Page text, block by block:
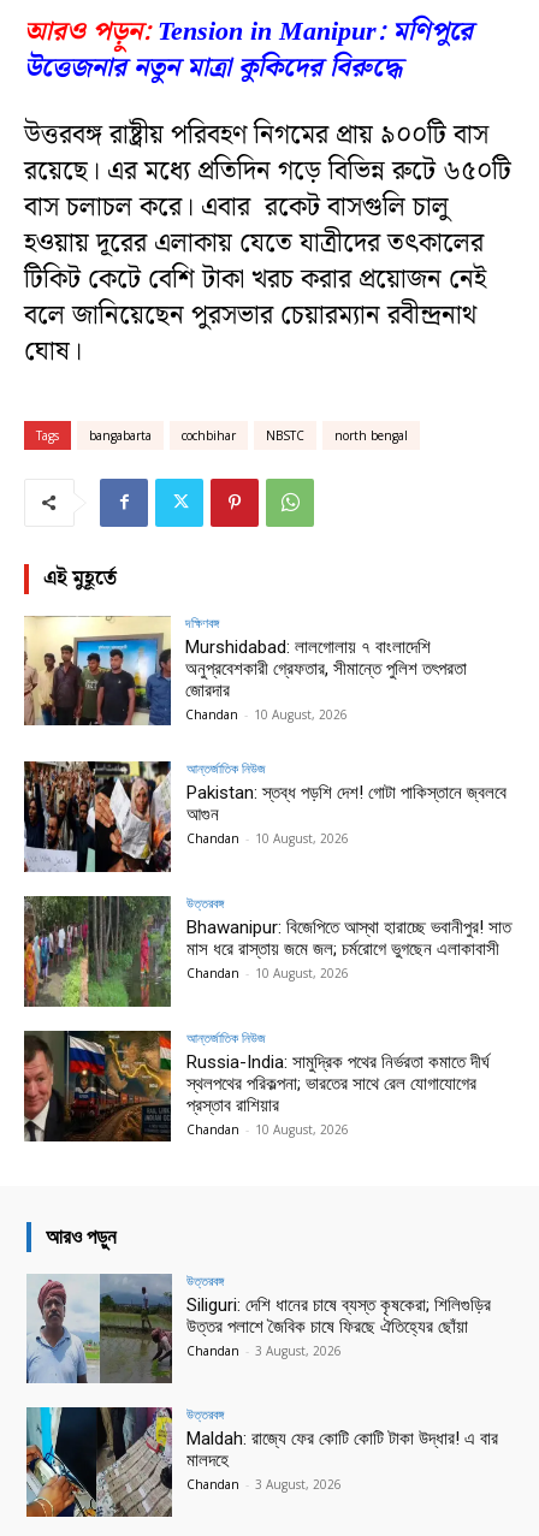
আরও পড়ুন:Tension in Manipur: মণিপুরে
উত্তেজনার নতুন মাত্রা কুকিদের বিরুদ্ধে
উত্তরবঙ্গ রাষ্ট্রীয় পরিবহণ নিগমের প্রায় ৯০০টি বাস
রয়েছে। এর মধ্যে প্রতিদিন গড়ে বিভিন্ন রুটে ৬৫০টি
বাস চলাচল করে। এবার রকেট বাসগুলি চালু
হওয়ায় দূরের এলাকায় যেতে যাত্রীদের তৎকালের
টিকিট কেটে বেশি টাকা খরচ করার প্রয়োজন নেই
বলে জানিয়েছেন পুরসভার চেয়ারম্যান রবীন্দ্রনাথ
ঘোষ।
Tags bangabarta cochbihar NBSTC north bengal
এই মুহূর্তে
দক্ষিণবঙ্গ
Murshidabad: লালগোলায় ৭ বাংলাদেশি
অনুপ্রবেশকারী গ্রেফতার, সীমান্তে পুলিশ তৎপরতা
জোরদার
Chandan - 10 August, 2026
আন্তর্জাতিক নিউজ
Pakistan: স্তব্ধ পড়শি দেশ! গোটা পাকিস্তানে জ্বলবে
আগুন
Chandan - 10 August, 2026
উত্তরবঙ্গ
Bhawanipur: বিজেপিতে আস্থা হারাচ্ছে ভবানীপুর! সাত
মাস ধরে রাস্তায় জমে জল; চর্মরোগে ভুগছেন এলাকাবাসী
Chandan - 10 August, 2026
আন্তর্জাতিক নিউজ
Russia-India: সামুদ্রিক পথের নির্ভরতা কমাতে দীর্ঘ
স্থলপথের পরিকল্পনা; ভারতের সাথে রেল যোগাযোগের
প্রস্তাব রাশিয়ার
Chandan - 10 August, 2026
আরও পড়ুন
উত্তরবঙ্গ
Siliguri: দেশি ধানের চাষে ব্যস্ত কৃষকেরা; শিলিগুড়ির
উত্তর পলাশে জৈবিক চাষে ফিরছে ঐতিহ্যের ছোঁয়া
Chandan - 3 August, 2026
উত্তরবঙ্গ
Maldah: রাজ্যে ফের কোটি কোটি টাকা উদ্ধার! এ বার
মালদহে
Chandan - 3 August, 2026